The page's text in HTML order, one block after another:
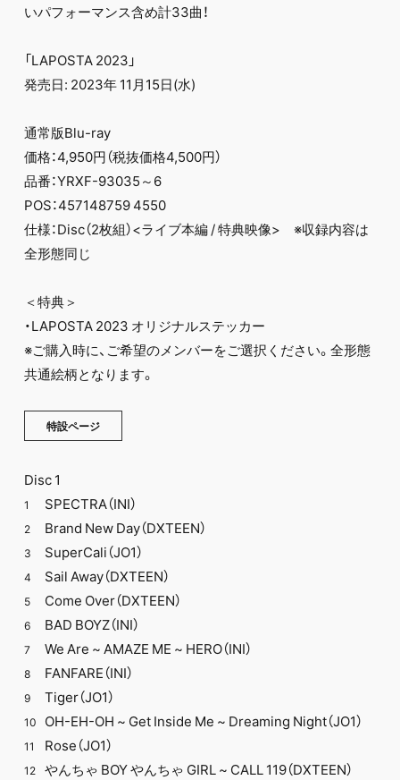
いパフォーマンス含め計33曲！
「LAPOSTA 2023」
発売日: 2023年 11月15日(水)
通常版Blu-ray
価格：4,950円（税抜価格4,500円）
品番：YRXF-93035～6
POS：457148759 4550
仕様：Disc（2枚組）<ライブ本編 / 特典映像> ※収録内容は
全形態同じ
＜特典＞
・LAPOSTA 2023 オリジナルステッカー
※ご購入時に、ご希望のメンバーをご選択ください。全形態
共通絵柄となります。
特設ページ
Disc 1
1 SPECTRA（INI）
2 Brand New Day（DXTEEN）
3 SuperCali（JO1）
4 Sail Away（DXTEEN）
5 Come Over（DXTEEN）
6 BAD BOYZ（INI）
7 We Are ~ AMAZE ME ~ HERO（INI）
8 FANFARE（INI）
9 Tiger（JO1）
10 OH-EH-OH ~ Get Inside Me ~ Dreaming Night（JO1）
11 Rose（JO1）
12 やんちゃ BOY やんちゃ GIRL ~ CALL 119（DXTEEN）